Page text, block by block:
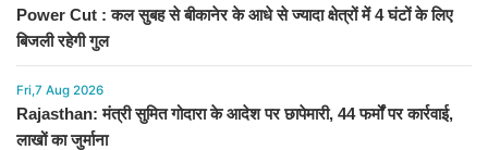
Power Cut : कल सुबह से बीकानेर के आधे से ज्यादा क्षेत्रों में 4 घंटों के लिए
बिजली रहेगी गुल
Fri,7 Aug 2026
Rajasthan: मंत्री सुमित गोदारा के आदेश पर छापेमारी, 44 फर्मों पर कार्रवाई,
लाखों का जुर्माना